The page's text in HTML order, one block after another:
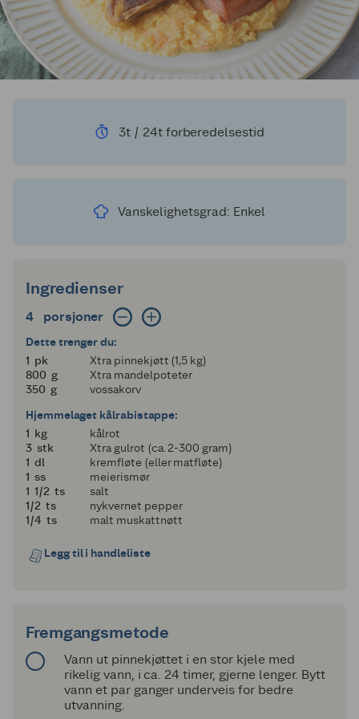
3t / 24t forberedelsestid
Vanskelighetsgrad: Enkel
Ingredienser
4 porsjoner
4 porsjoner
Dette trenger du:
11 pk
Xtra pinnekjøtt (1,5 kg)
800
800 g
Xtra mandelpoteter
350
350 g
vossakorv
Hjemmelaget kålrabistappe:
11 kg
kålrot
3
3 stk
Xtra gulrot (ca. 2-300 gram)
11 dl
kremfløte (eller matfløte)
11 ss
meierismør
1 og en halv
1 1/2 ts
salt
en halv
1/2 ts
nykvernet pepper
en fjerdedel
1/4 ts malt muskattnøtt
Legg til i handleliste
Fremgangsmetode
Vann ut pinnekjøttet i en stor kjele med
rikelig vann, i ca. 24 timer, gjerne lenger. Bytt
vann et par ganger underveis for bedre
utvanning.